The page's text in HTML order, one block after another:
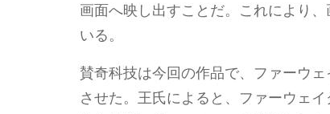
画面へ映し出すことだ。これにより
いる。
賛奇科技は今回の作品で、ファーウ
させた。王氏によると、ファーウェ